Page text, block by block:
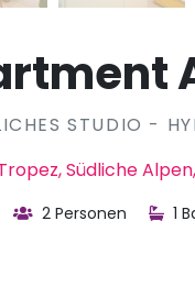
STUDIO -
Südliche
2 Personen 1